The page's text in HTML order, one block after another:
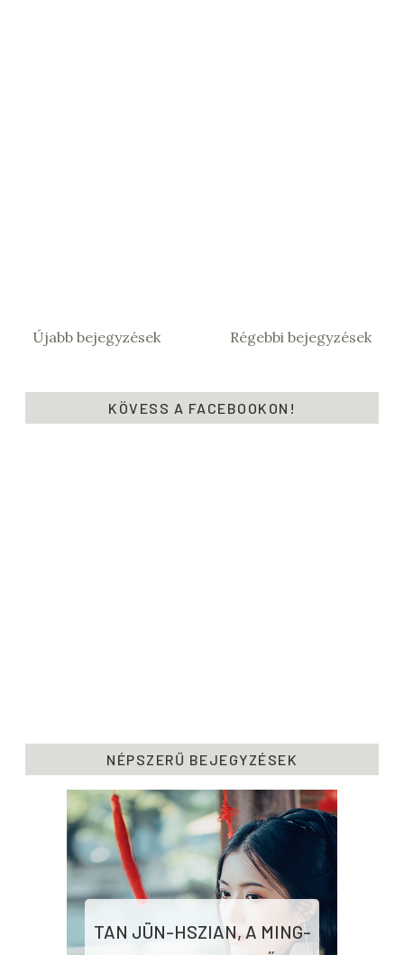
Újabb bejegyzések Régebbi bejegyzések
KÖVESS A FACEBOOKON!
NÉPSZERŰ BEJEGYZÉSEK
TAN JÜN-HSZIAN, A MING-